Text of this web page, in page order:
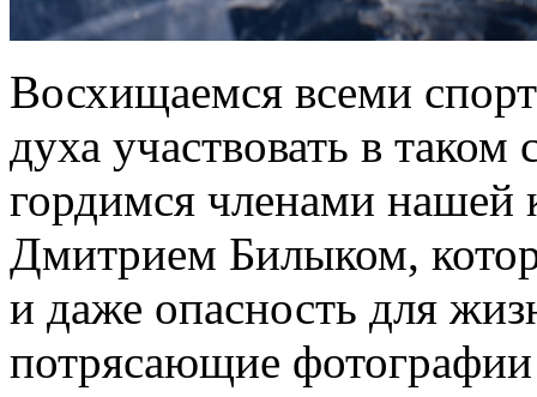
Восхищаемся всеми
духа участвовать в
гордимся членами
Дмитрием Билыком,
и даже опасность для
потрясающие